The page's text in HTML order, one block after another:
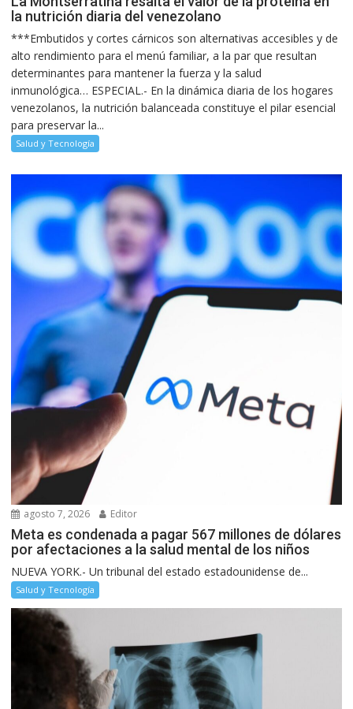
la nutrición diaria del venezolano
***Embutidos y cortes cárnicos son alternativas accesibles y de
alto rendimiento para el menú familiar, a la par que resultan
determinantes para mantener la fuerza y la salud
inmunológica… ESPECIAL.- En la dinámica diaria de los hogares
venezolanos, la nutrición balanceada constituye el pilar esencial
para preservar la...
Salud y Tecnología
agosto 7, 2026 Editor
Meta es condenada a pagar 567 millones de dólares
por afectaciones a la salud mental de los niños
NUEVA YORK.- Un tribunal del estado estadounidense de...
Salud y Tecnología